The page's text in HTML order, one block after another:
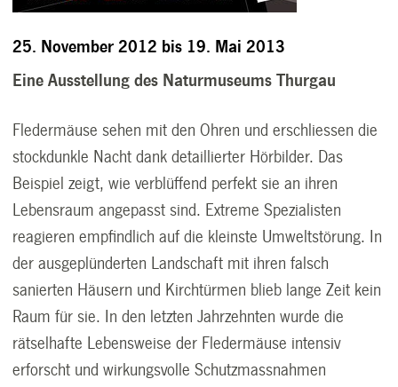
25. November 2012 bis 19. Mai 2013
Eine Ausstellung des Naturmuseums Thurgau
Fledermäuse sehen mit den Ohren und erschliessen die
stockdunkle Nacht dank detaillierter Hörbilder. Das
Beispiel zeigt, wie verblüffend perfekt sie an ihren
Lebensraum angepasst sind. Extreme Spezialisten
reagieren empfindlich auf die kleinste Umweltstörung. In
der ausgeplünderten Landschaft mit ihren falsch
sanierten Häusern und Kirchtürmen blieb lange Zeit kein
Raum für sie. In den letzten Jahrzehnten wurde die
rätselhafte Lebensweise der Fledermäuse intensiv
erforscht und wirkungsvolle Schutzmassnahmen